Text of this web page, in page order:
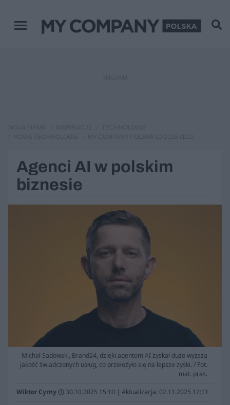
Menu główne
Agenci AI w polskim
biznesie
Michał Sadowski, Brand24, dzięki agentom AI zyskał dużo wyższą
jakość świadczonych usług, co przełożyło się na lepsze zyski. / Fot.
mat. pras.
Wiktor Cyrny 30.10.2025 15:10 | Aktualizacja: 02.11.2025 12:11